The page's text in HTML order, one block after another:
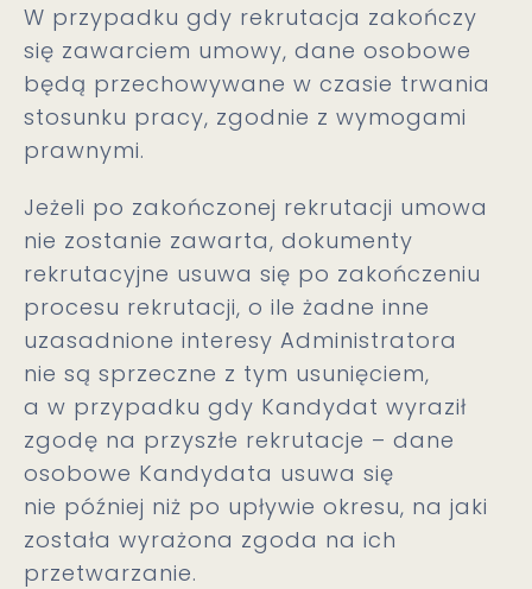
W przypadku gdy rekrutacja zakończy
się zawarciem umowy, dane osobowe
będą przechowywane w czasie trwania
stosunku pracy, zgodnie z wymogami
prawnymi.
Jeżeli po zakończonej rekrutacji umowa
nie zostanie zawarta, dokumenty
rekrutacyjne usuwa się po zakończeniu
procesu rekrutacji, o ile żadne inne
uzasadnione interesy Administratora
nie są sprzeczne z tym usunięciem,
a w przypadku gdy Kandydat wyraził
zgodę na przyszłe rekrutacje – dane
osobowe Kandydata usuwa się
nie później niż po upływie okresu, na jaki
została wyrażona zgoda na ich
przetwarzanie.